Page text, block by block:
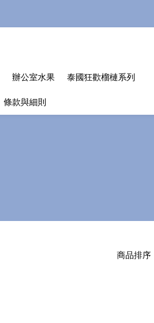
辦公室水果 泰國狂歡榴槤系列
條款與細則
商品排序